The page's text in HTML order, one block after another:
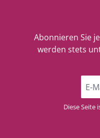
Abonnieren Sie
werden stets
Mail-
*
Diese Seite